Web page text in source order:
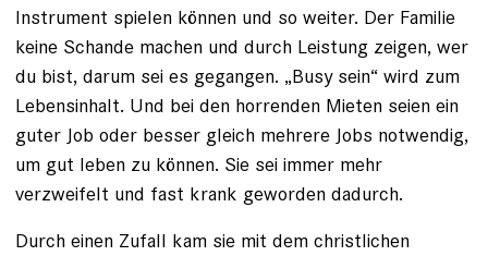
Instrument spielen können und so weiter. Der Familie
keine Schande machen und durch Leistung zeigen, wer
du bist, darum sei es gegangen. „Busy sein“ wird zum
Lebens­inhalt. Und bei den horrenden Mieten seien ein
guter Job oder besser gleich mehrere Jobs notwendig,
um gut leben zu können. Sie sei immer mehr
verzweifelt und fast krank geworden dadurch.
Durch einen Zufall kam sie mit dem christlichen